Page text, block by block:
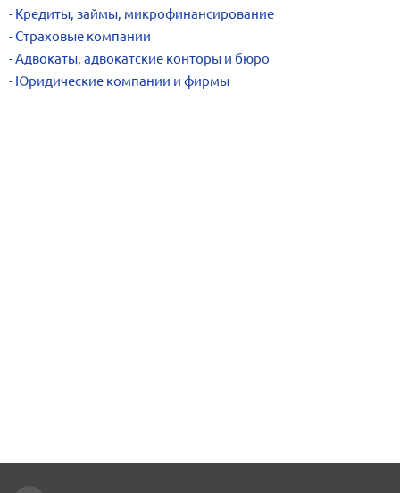
Кредиты, займы, микрофинансирование
Страховые компании
Адвокаты, адвокатские конторы и бюро
Юридические компании и фирмы